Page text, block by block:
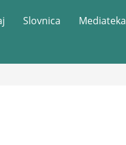
Slovnica Mediateka